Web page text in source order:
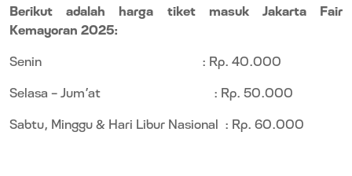
Berikut adalah harga tiket masuk Jakarta Fair
Kemayoran 2025:
Senin
: Rp. 40.000
Selasa - Jum’at
: Rp. 50.000
Sabtu, Minggu & Hari Libur Nasional : Rp. 60.000